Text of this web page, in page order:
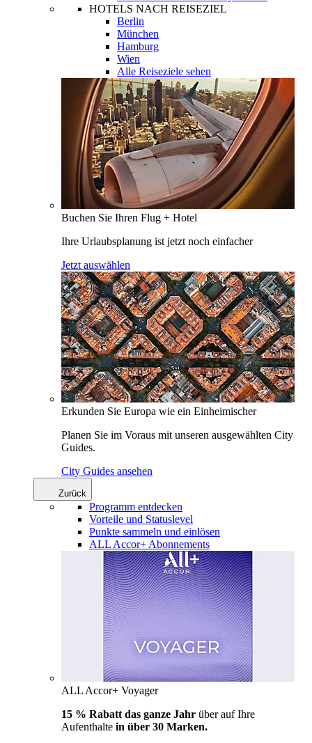
HOTELS NACH REISEZIEL
Berlin
München
Hamburg
Wien
Alle Reiseziele sehen
Buchen Sie Ihren Flug + Hotel
Ihre Urlaubsplanung ist jetzt noch einfacher
Jetzt auswählen
Erkunden Sie Europa wie ein Einheimischer
Planen Sie im Voraus mit unseren ausgewählten City
Guides.
City Guides ansehen
Zurück
Programm entdecken
Vorteile und Statuslevel
Punkte sammeln und einlösen
ALL Accor+ Abonnements
ALL Accor+ Voyager
15 % Rabatt das ganze Jahr über auf Ihre
Aufenthalte in über 30 Marken.